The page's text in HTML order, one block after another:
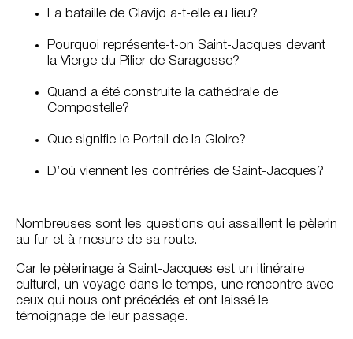
La bataille de Clavijo a-t-elle eu lieu?
Pourquoi représente-t-on Saint-Jacques devant
la Vierge du Pilier de Saragosse?
Quand a été construite la cathédrale de
Compostelle?
Que signifie le Portail de la Gloire?
D’où viennent les confréries de Saint-Jacques?
Nombreuses sont les questions qui assaillent le pèlerin
au fur et à mesure de sa route.
Car le pèlerinage à Saint-Jacques est un itinéraire
culturel, un voyage dans le temps, une rencontre avec
ceux qui nous ont précédés et ont laissé le
témoignage de leur passage.